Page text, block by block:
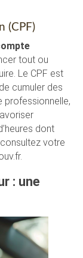
(CPF)
tout ou
Le CPF est
cumuler des
professionnelle,
dont
votre
: une